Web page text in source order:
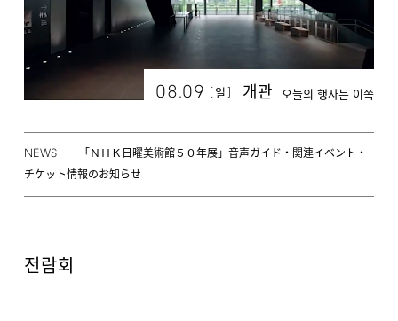
08.09 [ 일 ] 개관 오늘의 행사는 이쪽
NEWS
「ＮＨＫ日曜美術館５０年展」音声ガイド・関連イベント・
チケット情報のお知らせ
전람회